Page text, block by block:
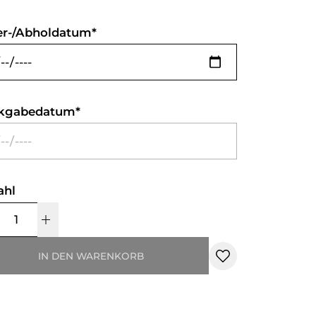
Abholdatum
IN DEN WARENKORB